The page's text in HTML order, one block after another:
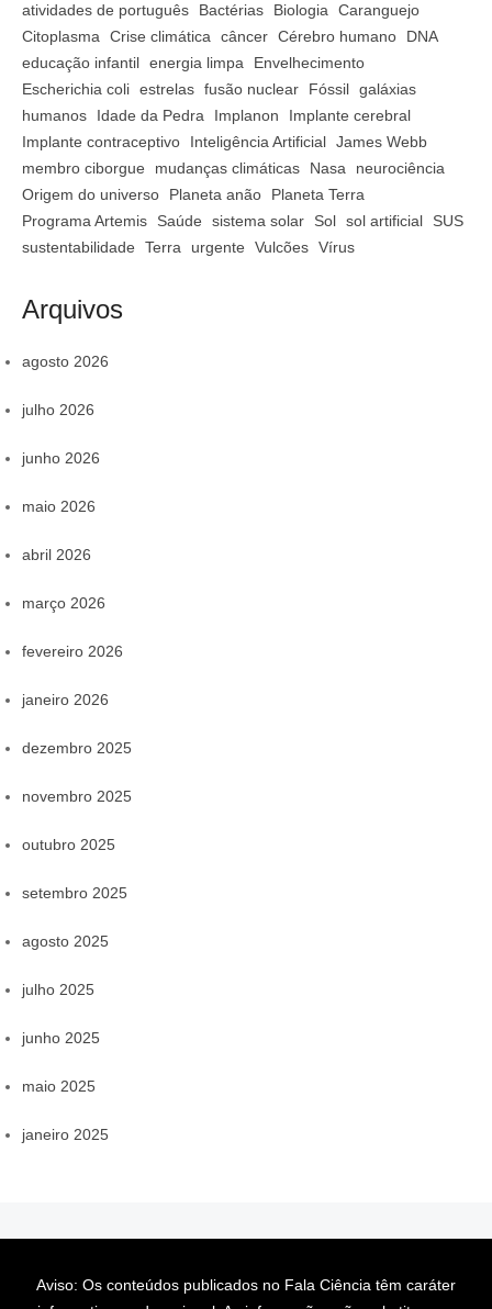
atividades de português
Bactérias Biologia
Caranguejo
Citoplasma
Crise climática câncer Cérebro humano
DNA
educação infantil energia limpa
Envelhecimento
Escherichia coli estrelas fusão nuclear Fóssil galáxias
humanos
Idade da Pedra Implanon
Implante cerebral
Implante contraceptivo
Inteligência Artificial James Webb
membro ciborgue
mudanças climáticas Nasa
neurociência
Origem do universo
Planeta anão
Planeta Terra
Programa Artemis
Saúde sistema solar Sol sol artificial
SUS
sustentabilidade
Terra urgente Vulcões Vírus
Arquivos
agosto 2026
julho 2026
junho 2026
maio 2026
abril 2026
março 2026
fevereiro 2026
janeiro 2026
dezembro 2025
novembro 2025
outubro 2025
setembro 2025
agosto 2025
julho 2025
junho 2025
maio 2025
janeiro 2025
Aviso: Os conteúdos publicados no Fala Ciência têm caráter